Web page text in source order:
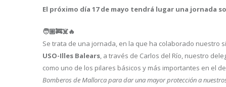
El próximo día 17 de mayo tendrá lugar una jornada
🧑🏼‍🚒☠️🔥
Se trata de una jornada, en la que ha colaborado nuestro
USO-Illes Balears, a través de Carlos del Río, nuestro
como uno de los pilares básicos y más importantes en el
Bomberos de Mallorca para dar una mayor protección a